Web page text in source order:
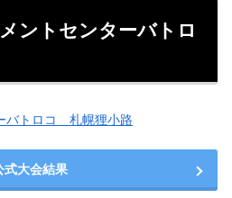
ントセンターバトロ
バトロコ 札幌狸小路
式大会結果